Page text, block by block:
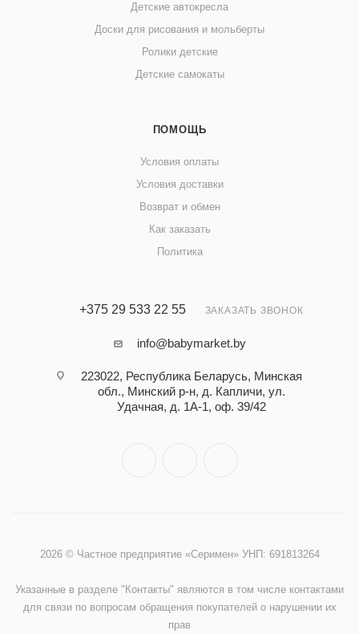
Детские автокресла
Доски для рисования и мольберты
Ролики детские
Детские самокаты
ПОМОЩЬ
Условия оплаты
Условия доставки
Возврат и обмен
Как заказать
Политика
+375 29 533 22 55 ЗАКАЗАТЬ ЗВОНОК
info@babymarket.by
223022, Республика Беларусь, Минская
обл., Минский р-н, д. Капличи, ул.
Удачная, д. 1А-1, оф. 39/42
2026 © Частное предприятие «Серимен» УНП: 691813264
Указанные в разделе "Контакты" являются в том числе контактами
для связи по вопросам обращения покупателей о нарушении их
прав